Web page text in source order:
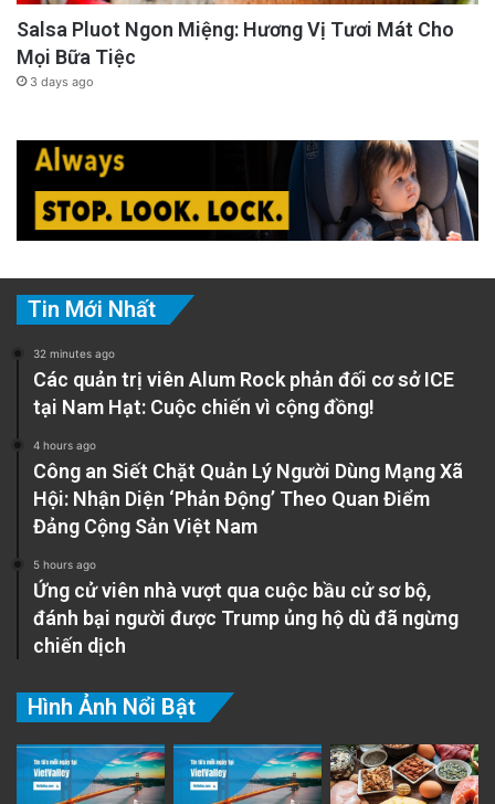
Salsa Pluot Ngon Miệng: Hương Vị Tươi Mát Cho
Mọi Bữa Tiệc
3 days ago
Tin Mới Nhất
32 minutes ago
Các quản trị viên Alum Rock phản đối cơ sở ICE
tại Nam Hạt: Cuộc chiến vì cộng đồng!
4 hours ago
Công an Siết Chặt Quản Lý Người Dùng Mạng Xã
Hội: Nhận Diện ‘Phản Động’ Theo Quan Điểm
Đảng Cộng Sản Việt Nam
5 hours ago
Ứng cử viên nhà vượt qua cuộc bầu cử sơ bộ,
đánh bại người được Trump ủng hộ dù đã ngừng
chiến dịch
Hình Ảnh Nổi Bật